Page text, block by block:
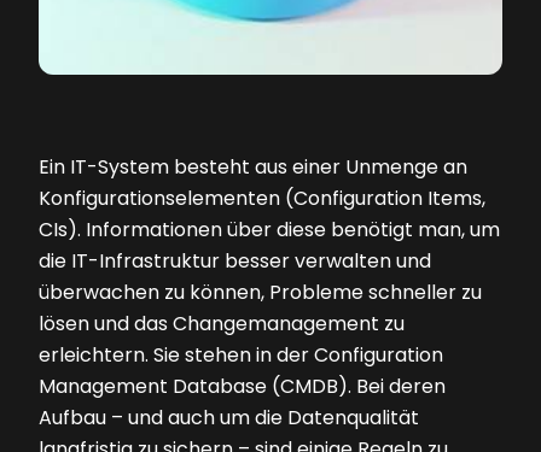
Ein IT-System besteht aus einer Unmenge an
Konfigurationselementen (Configuration Items,
CIs). Informationen über diese benötigt man, um
die IT-Infrastruktur besser verwalten und
überwachen zu können, Probleme schneller zu
lösen und das Changemanagement zu
erleichtern. Sie stehen in der Configuration
Management Database (CMDB). Bei deren
Aufbau – und auch um die Datenqualität